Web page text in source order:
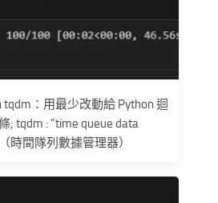
tqdm：用最少改動給 Python 迴
; tqdm : "time queue data
時間隊列數據管理器）